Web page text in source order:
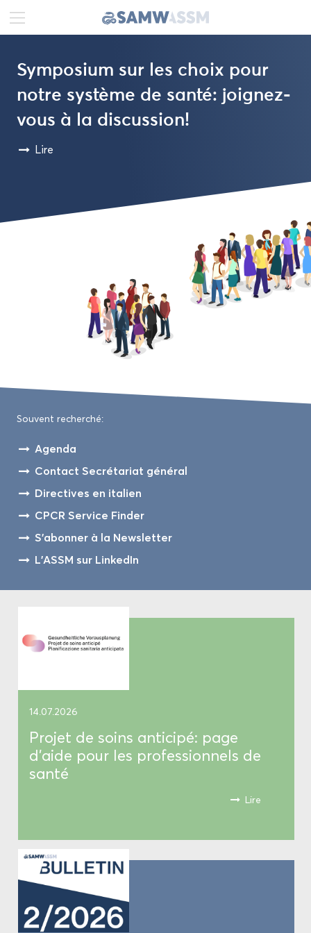
Ac­tua­li­tés
Por­trait
Pro­jets
Sym­po­sium sur les choix pour
notre sys­tème de santé: joignez-​
vous à la dis­cus­sion!
Lire
Sou­vent re­cher­ché:
Agen­da
Contact Se­cré­ta­riat gé­né­ral
Di­rec­tives en ita­lien
CPCR Ser­vice Fin­der
S'abon­ner à la News­let­ter
L'ASSM sur Lin­ke­dIn
14.07.2026
Pro­jet de soins an­ti­ci­pé: page
d’aide pour les pro­fes­sion­nels de
santé
Lire
Le pro­jet de soins an­ti­ci­pé (ProSA) four­nit
un cadre pour dis­cu­ter avec les pa­
tient.e.s des pos­sibles dé­ci­sions mé­di­cales
à prendre dans le futur, do­cu­men­ter leurs